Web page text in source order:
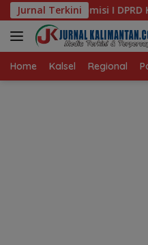
Langsung
ke
konten
Jurnal Terkini
Kalsel Dorong Pembenahan
Home Kalsel Regional